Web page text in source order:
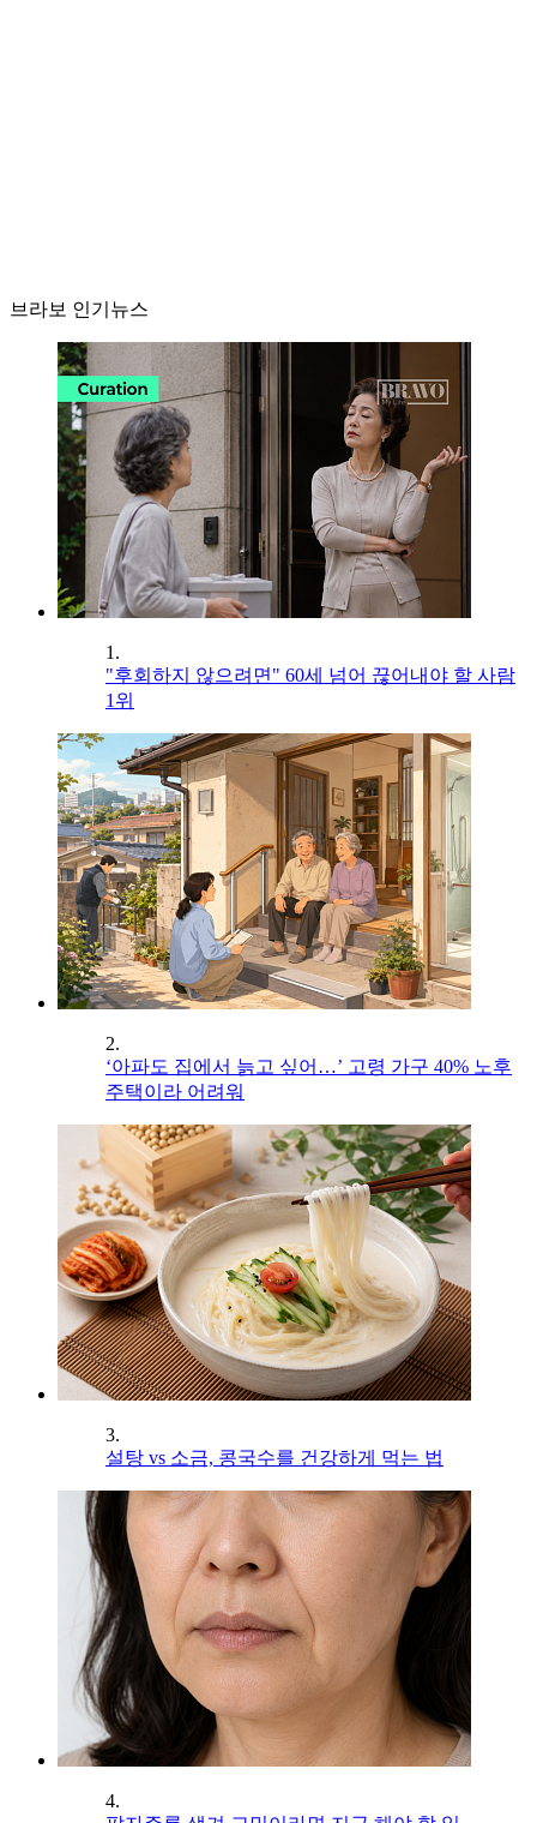
브라보 인기뉴스
1.
"후회하지 않으려면" 60세 넘어 끊어내야 할 사람
1위
2.
‘아파도 집에서 늙고 싶어…’ 고령 가구 40% 노후
주택이라 어려워
3.
설탕 vs 소금, 콩국수를 건강하게 먹는 법
4.